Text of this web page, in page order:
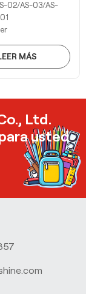
02/AS-03/AS-
MÁS
Ltd.
usted